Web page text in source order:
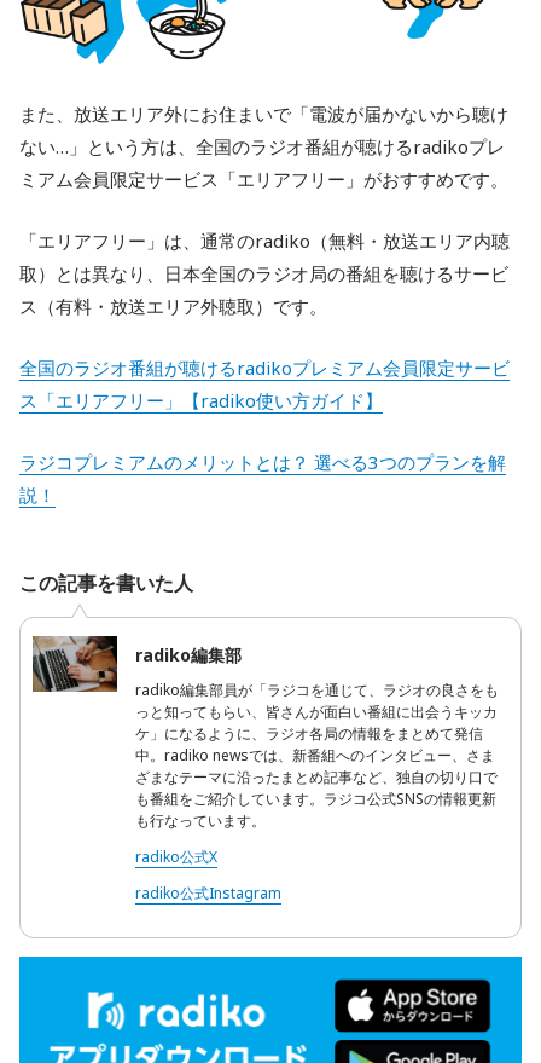
また、放送エリア外にお住まいで「電波が届かないから聴け
ない…」という方は、全国のラジオ番組が聴けるradikoプレ
ミアム会員限定サービス「エリアフリー」がおすすめです。
「エリアフリー」は、通常のradiko（無料・放送エリア内聴
取）とは異なり、日本全国のラジオ局の番組を聴けるサービ
ス（有料・放送エリア外聴取）です。
全国のラジオ番組が聴けるradikoプレミアム会員限定サービ
ス「エリアフリー」【radiko使い方ガイド】
ラジコプレミアムのメリットとは？ 選べる3つのプランを解
説！
この記事を書いた人
radiko編集部
radiko編集部員が「ラジコを通じて、ラジオの良さをも
っと知ってもらい、皆さんが面白い番組に出会うキッカ
ケ」になるように、ラジオ各局の情報をまとめて発信
中。radiko newsでは、新番組へのインタビュー、さま
ざまなテーマに沿ったまとめ記事など、独自の切り口で
も番組をご紹介しています。ラジコ公式SNSの情報更新
も行なっています。
radiko公式X
radiko公式Instagram